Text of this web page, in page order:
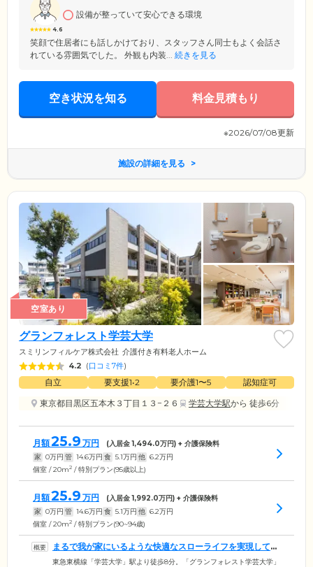
4.6
設備が整っていて安心できる環境
笑顔で住居者にも話しかけており、スタッフさん同士もよく会話さ
れている雰囲気でした。 外観も内装... 続きを見る
空き状況を知る 料金見積もり
※2026/07/08更新
施設の詳細を見る
空室あり
グランフォレスト学芸大学
スミリンフィルケア株式会社 介護付き有料老人ホーム
4.2 (口コミ7件)
自立 要支援1•2 要介護1〜5
認知症可
東京都目黒区五本木３丁目１３−２６
学芸大学駅から 徒歩6分
月額25.9 万円 (入居金1,494.0万円) + 介護保険料
家 0万円 管 14.6万円 食 5.1万円 他 6.2万円
個室 / 20m2 / 特別プラン(95歳以上)
月額25.9 万円 (入居金1,992.0万円) + 介護保険料
家 0万円 管 14.6万円 食 5.1万円 他 6.2万円
個室 / 20m2 / 特別プラン(90~94歳)
まるで我が家にいるような快適なスローライフを実現してい
ます
東急東横線「学芸大学」駅より徒歩8分。「グランフォレスト学芸大学」